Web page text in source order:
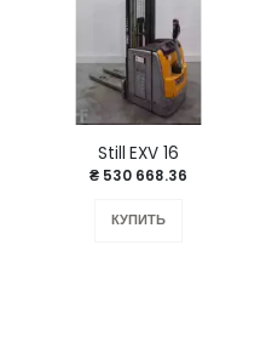
Still EXV 16
₴ 530 668.36
КУПИТЬ